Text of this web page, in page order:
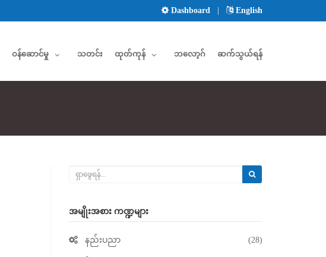
Dashboard English
ဝန်ဆောင်မှု သတင်း ထုတ်ကုန် ဘလော့ဂ် ဆက်သွယ်ရန်
အမျိုးအစား ကဏ္ဍများ
နည်းပညာ (28)